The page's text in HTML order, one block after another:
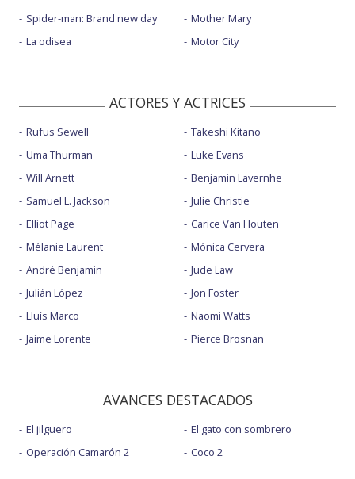
Spider-man: Brand new day
La odisea
Mother Mary
Motor City
ACTORES Y ACTRICES
Rufus Sewell
Uma Thurman
Will Arnett
Samuel L. Jackson
Elliot Page
Mélanie Laurent
André Benjamin
Julián López
Lluís Marco
Jaime Lorente
Takeshi Kitano
Luke Evans
Benjamin Lavernhe
Julie Christie
Carice Van Houten
Mónica Cervera
Jude Law
Jon Foster
Naomi Watts
Pierce Brosnan
AVANCES DESTACADOS
El jilguero
Operación Camarón 2
El gato con sombrero
Coco 2